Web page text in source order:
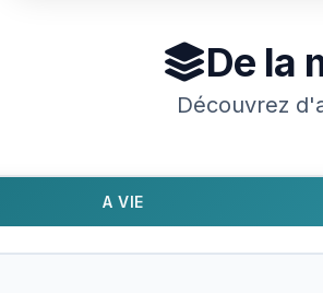
De la
Découvrez
A VIE